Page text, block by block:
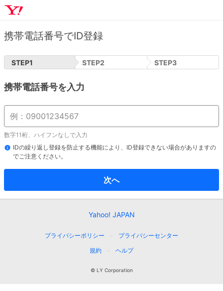
携帯電話番号でID登録
STEP1 STEP2 STEP3
携帯電話番号を入力
数字11桁、ハイフンなしで入力
IDの繰り返し登録を防止する機能により、ID登録できない場合がありますの
でご注意ください。
次へ
Yahoo! JAPAN
プライバシーポリシー
プライバシーセンター
規約
ヘルプ
© LY Corporation